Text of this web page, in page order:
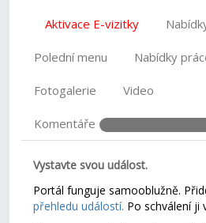
Aktivace E-vizitky
Polední menu Nabídky
Fotogalerie Video
Komentáře
Vystavte svou událost.
Portál funguje samooblužně.
přehledu událostí. Po schválení ji